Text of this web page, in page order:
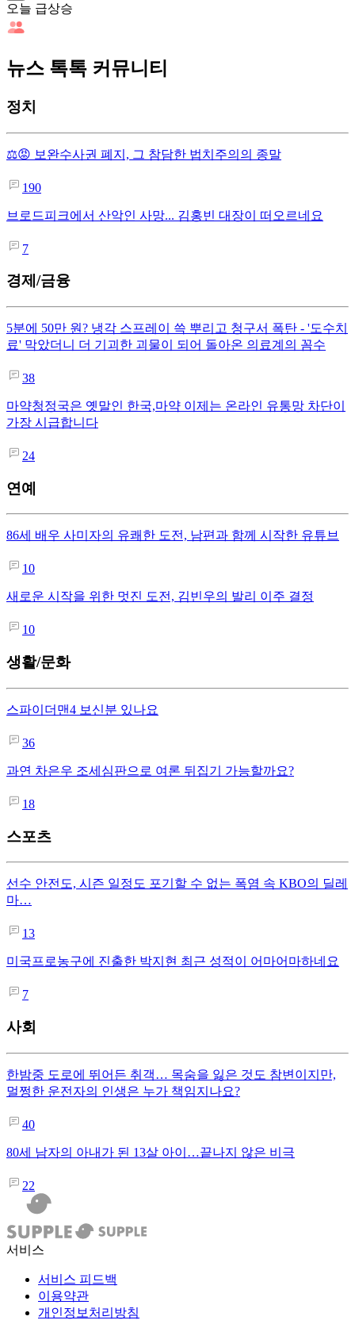
오늘 급상승
뉴스 톡톡 커뮤니티
정치
⚖️😡 보완수사권 폐지, 그 참담한 법치주의의 종말
190
브로드피크에서 산악인 사망... 김홍빈 대장이 떠오르네요
7
경제/금융
5분에 50만 원? 냉각 스프레이 쓱 뿌리고 청구서 폭탄 - '도수치
료' 막았더니 더 기괴한 괴물이 되어 돌아온 의료계의 꼼수
38
마약청정국은 옛말인 한국,마약 이제는 온라인 유통망 차단이
가장 시급합니다
24
연예
86세 배우 사미자의 유쾌한 도전, 남편과 함께 시작한 유튜브
10
새로운 시작을 위한 멋진 도전, 김빈우의 발리 이주 결정
10
생활/문화
스파이더맨4 보신분 있나요
36
과연 차은우 조세심판으로 여론 뒤집기 가능할까요?
18
스포츠
선수 안전도, 시즌 일정도 포기할 수 없는 폭염 속 KBO의 딜레
마…
13
미국프로농구에 진출한 박지현 최근 성적이 어마어마하네요
7
사회
한밤중 도로에 뛰어든 취객… 목숨을 잃은 것도 참변이지만,
멀쩡한 운전자의 인생은 누가 책임지나요?
40
80세 남자의 아내가 된 13살 아이…끝나지 않은 비극
22
서비스
서비스 피드백
이용약관
개인정보처리방침